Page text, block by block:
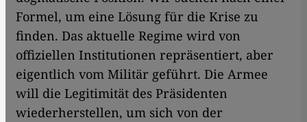
Formel, um eine Lösung für die Krise zu
finden. Das aktuelle Regime wird von
offiziellen Institutionen repräsentiert, aber
eigentlich vom Militär geführt. Die Armee
will die Legitimität des Präsidenten
wiederherstellen, um sich von der